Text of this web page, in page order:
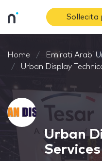
Sollecita
Home Emirati Arabi
Urban Display
Urban